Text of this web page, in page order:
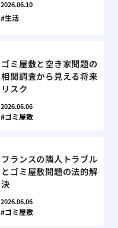
2026.06.10
生活
ゴミ屋敷と空き家問題の
相関調査から見える将来
リスク
2026.06.06
ゴミ屋敷
フランスの隣人トラブル
とゴミ屋敷問題の法的解
決
2026.06.06
ゴミ屋敷